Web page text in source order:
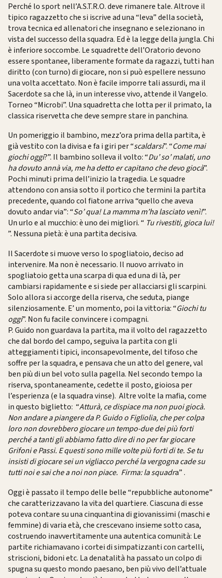
Perché lo sport nell’A.S.T.R.O. deve rimanere tale. Altrove il
tipico ragazzetto che si iscrive ad una “leva” della società,
trova tecnica ed allenatori che insegnano e selezionano in
vista del successo della squadra. Ed è la legge della jungla. Chi
è inferiore soccombe. Le squadrette dell’Oratorio devono
essere spontanee, liberamente formate da ragazzi, tutti han
diritto (con turno) di giocare, non si può espellere nessuno
una volta accettato. Non è facile imporre tali assurdi, ma il
Sacerdote sa che là, in un interesse vivo, attende il Vangelo.
Torneo “Microbi”. Una squadretta che lotta per il primato, la
classica riservetta che deve sempre stare in panchina.
Un pomeriggio il bambino, mezz’ora prima della partita, è
già vestito con la divisa e fa i giri per “scaldarsi”. “Come mai
giochi oggi?”. Il bambino solleva il volto: “Du’ so’ malati, uno
ha dovuto annà via, me ha detto er capitano che devo giocà”.
Pochi minuti prima dell’inizio la tragedia. Le squadre
attendono con ansia sotto il portico che termini la partita
precedente, quando col fiatone arriva “quello che aveva
dovuto andar via”: “So’ qua! La mamma m’ha lasciato venì!”.
Un urlo e al mucchio: è uno dei migliori. “ Tu rivestiti, gioca lui!
”. Nessuna pietà: è una partita decisiva.
Il Sacerdote si muove verso lo spogliatoio, deciso ad
intervenire. Ma non è necessario. Il nuovo arrivato in
spogliatoio getta una scarpa di qua ed una di là, per
cambiarsi rapidamente e si siede per allacciarsi gli scarpini.
Solo allora si accorge della riserva, che seduta, piange
silenziosamente. E’ un momento, poi la vittoria: “Giochi tu
oggi”. Non fu facile convincere i compagni.
P. Guido non guardava la partita, ma il volto del ragazzetto
che dal bordo del campo, seguiva la partita con gli
atteggiamenti tipici, inconsapevolmente, del tifoso che
soffre per la squadra, e pensava che un atto del genere, val
ben più di un bel voto sulla pagella. Nel secondo tempo la
riserva, spontaneamente, cedette il posto, gioiosa per
l’esperienza (e la squadra vinse). Altre volte la mafia, come
in questo biglietto: “Atturà, ce dispiace ma non puoi giocà.
Non andare a piangere da P. Guido o Figliolia, che per colpa
loro non dovrebbero giocare un tempo-due dei più forti
perché a tanti gli abbiamo fatto dire di no per far giocare
Grifoni e Passi. E questi sono mille volte più forti di te. Se tu
insisti di giocare sei un vigliacco perché la vergogna cade su
tutti noi e sai che a noi non piace. Firma: la squadra” .
Oggi è passato il tempo delle belle “repubbliche autonome”
che caratterizzavano la vita del quartiere. Ciascuna di esse
poteva contare su una cinquantina di giovanissimi (maschi e
femmine) di varia età, che crescevano insieme sotto casa,
costruendo inavvertitamente una autentica comunità: Le
partite richiamavano i cortei di simpatizzanti con cartelli,
striscioni, bidoni etc. La denatalità ha passato un colpo di
spugna su questo mondo paesano, ben più vivo dell’attuale